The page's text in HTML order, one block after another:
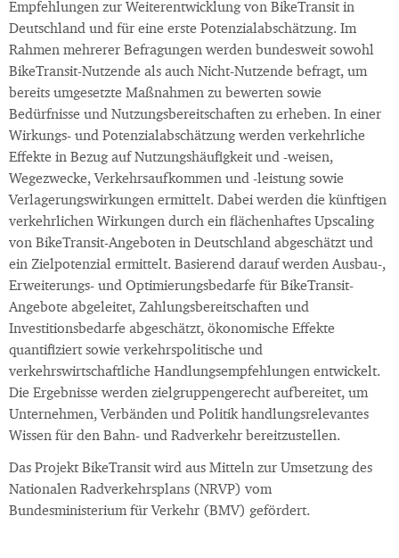
Empfehlungen zur Weiterentwicklung von BikeTransit in
Deutschland und für eine erste Potenzialabschätzung. Im
Rahmen mehrerer Befragungen werden bundesweit sowohl
BikeTransit-Nutzende als auch Nicht-Nutzende befragt, um
bereits umgesetzte Maßnahmen zu bewerten sowie
Bedürfnisse und Nutzungsbereitschaften zu erheben. In einer
Wirkungs- und Potenzialabschätzung werden verkehrliche
Effekte in Bezug auf Nutzungshäufigkeit und -weisen,
Wegezwecke, Verkehrsaufkommen und -leistung sowie
Verlagerungswirkungen ermittelt. Dabei werden die künftigen
verkehrlichen Wirkungen durch ein flächenhaftes Upscaling
von BikeTransit-Angeboten in Deutschland abgeschätzt und
ein Zielpotenzial ermittelt. Basierend darauf werden Ausbau-,
Erweiterungs- und Optimierungsbedarfe für BikeTransit-
Angebote abgeleitet, Zahlungsbereitschaften und
Investitionsbedarfe abgeschätzt, ökonomische Effekte
quantifiziert sowie verkehrspolitische und
verkehrswirtschaftliche Handlungsempfehlungen entwickelt.
Die Ergebnisse werden zielgruppengerecht aufbereitet, um
Unternehmen, Verbänden und Politik handlungsrelevantes
Wissen für den Bahn- und Radverkehr bereitzustellen.
Das Projekt BikeTransit wird aus Mitteln zur Umsetzung des
Nationalen Radverkehrsplans (NRVP) vom
Bundesministerium für Verkehr (BMV) gefördert.